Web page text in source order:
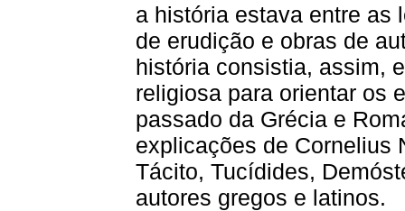
a história estava entre as
de erudição e obras de
história consistia, assim,
religiosa para orientar os
passado da Grécia e
explicações de Cornelius
Tácito, Tucídides,
autores gregos e latinos.